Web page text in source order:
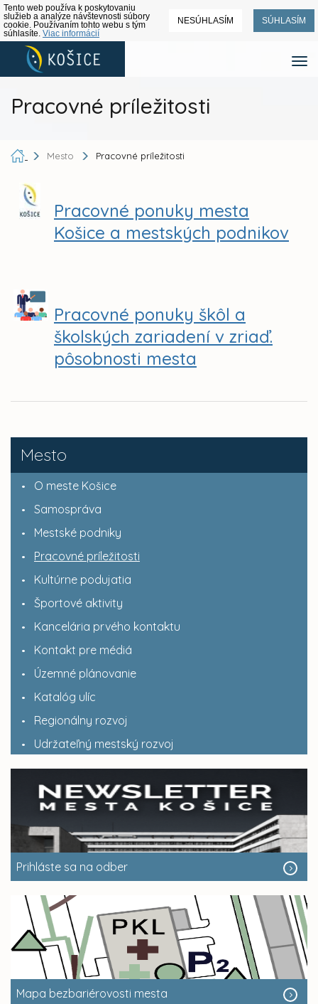
Tento web používa k poskytovaniu
služieb a analýze návštevnosti súbory
cookie. Používaním tohto webu s tým
súhlasíte. Viac informácií
NESÚHLASÍM SÚHLASÍM
Pracovné príležitosti
Mesto
O meste Košice
Samospráva
Mestské podniky
Pracovné príležitosti
Kultúrne podujatia
Športové aktivity
Kancelária prvého kontaktu
Kontakt pre médiá
Územné plánovanie
Katalóg ulíc
Regionálny rozvoj
Udržateľný mestský rozvoj
Prihláste sa na odber
Mapa bezbariérovosti mesta
Mesto Pracovné príležitosti
Pracovné ponuky mesta
Košice a mestských podnikov
Pracovné ponuky škôl a
školských zariadení v zriaď.
pôsobnosti mesta